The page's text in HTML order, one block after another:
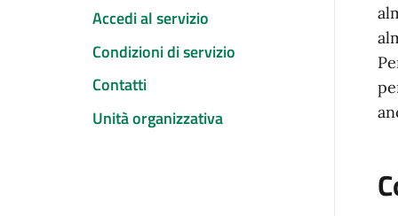
Accedi al servizio
Condizioni di servizio
Contatti
Unità organizzativa